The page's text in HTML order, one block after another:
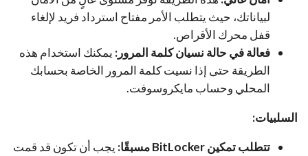
لبياناتك، حيث يتطلب الأمر مفتاح استرداد فريد لإلغاء
قفل محرك الأقراص.
فعالة في حالة نسيان كلمة المرور: يمكنك استخدام هذه
الطريقة حتى إذا نسيت كلمة المرور الخاصة بحسابك
المحلي وحساب مايكروسوفت.
السلبيات:
تتطلب تمكين BitLocker مسبقًا:
يجب أن تكون قد قمت